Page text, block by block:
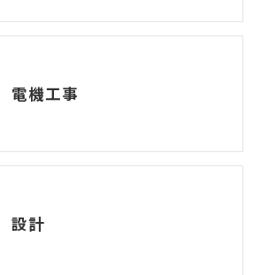
電機工事
設計